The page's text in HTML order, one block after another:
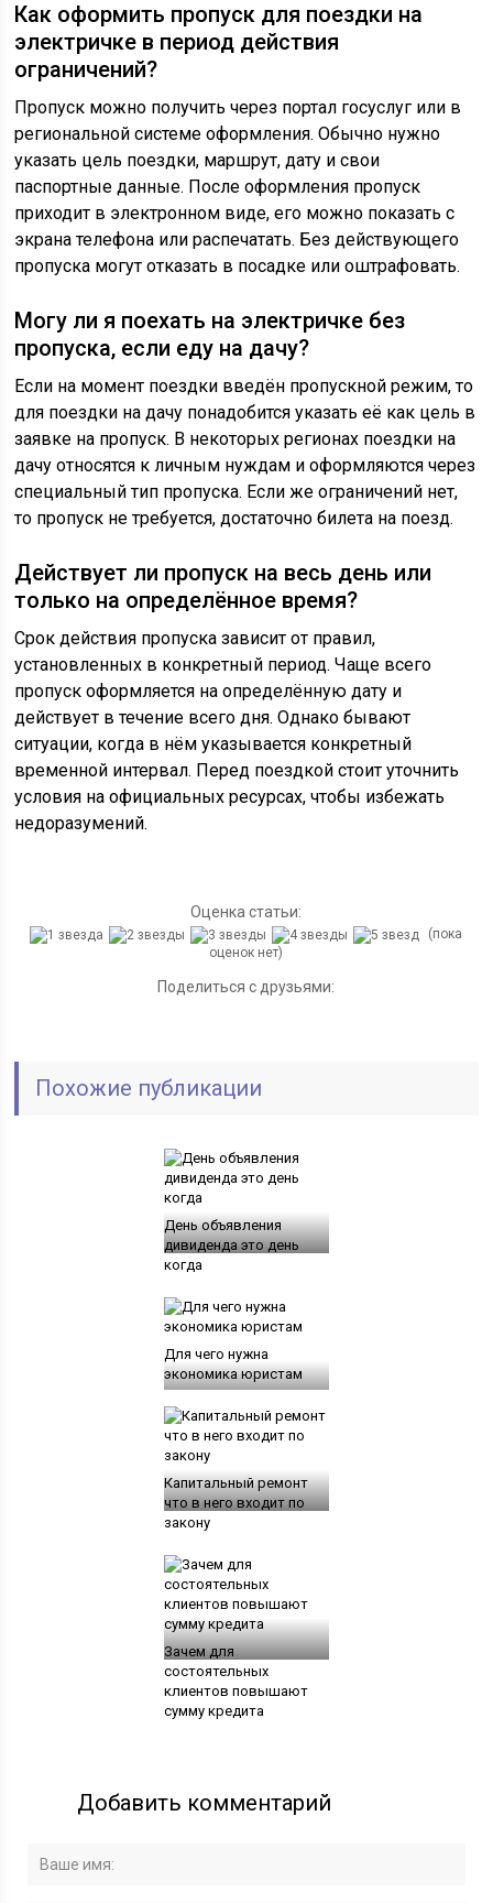
Как оформить пропуск для поездки на
электричке в период действия
ограничений?
Пропуск можно получить через портал госуслуг или в
региональной системе оформления. Обычно нужно
указать цель поездки, маршрут, дату и свои
паспортные данные. После оформления пропуск
приходит в электронном виде, его можно показать с
экрана телефона или распечатать. Без действующего
пропуска могут отказать в посадке или оштрафовать.
Могу ли я поехать на электричке без
пропуска, если еду на дачу?
Если на момент поездки введён пропускной режим, то
для поездки на дачу понадобится указать её как цель в
заявке на пропуск. В некоторых регионах поездки на
дачу относятся к личным нуждам и оформляются через
специальный тип пропуска. Если же ограничений нет,
то пропуск не требуется, достаточно билета на поезд.
Действует ли пропуск на весь день или
только на определённое время?
Срок действия пропуска зависит от правил,
установленных в конкретный период. Чаще всего
пропуск оформляется на определённую дату и
действует в течение всего дня. Однако бывают
ситуации, когда в нём указывается конкретный
временной интервал. Перед поездкой стоит уточнить
условия на официальных ресурсах, чтобы избежать
недоразумений.
Оценка статьи:
(пока
оценок нет)
Поделиться с друзьями:
Похожие публикации
День объявления
дивиденда это день
когда
Для чего нужна
экономика юристам
Капитальный ремонт
что в него входит по
закону
Зачем для
состоятельных
клиентов повышают
сумму кредита
Добавить комментарий